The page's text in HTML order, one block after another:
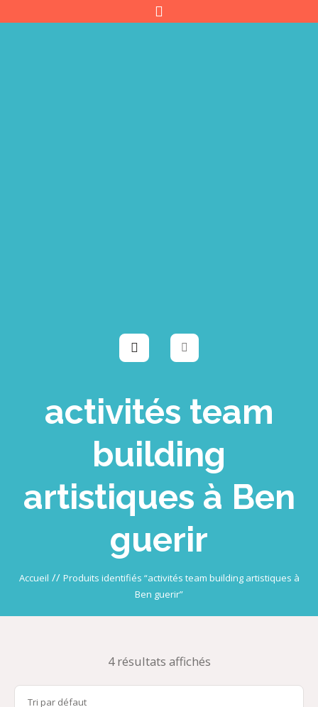
activités team
building
artistiques à Ben
guerir
Accueil // Produits identifiés “activités team building artistiques à
Ben guerir”
4 résultats affichés